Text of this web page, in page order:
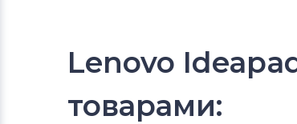
Lenovo
товарами: